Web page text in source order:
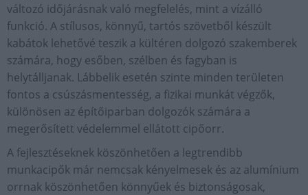
változó időjárásnak való megfelelés, mint a vízálló
funkció. A stílusos, könnyű, tartós szövetből készült
kabátok lehetővé teszik a kültéren dolgozó szakemberek
számára, hogy esőben, szélben és fagyban is
helytálljanak. Lábbelik esetén szinte minden területen
fontos a csúszásmentesség, a fizikai munkát végzők,
különösen az építőiparban dolgozók számára a
megerősített védelemmel ellátott cipőorr.
A fejlesztéseknek köszönhetően a legtrendibb
munkacipők már nemcsak kényelmesek és az alumínium
orrnak köszönhetően könnyűek és biztonságosak,